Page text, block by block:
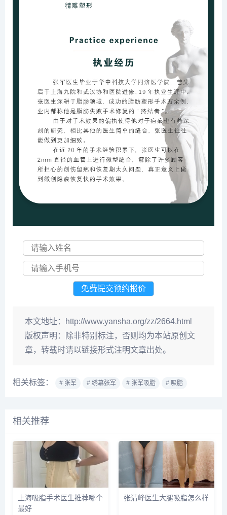
本文地址：
http://www.yansha.org/zz/2664.html
版权声明：
除非特别标注，否则均为本站原创文
章，转载时请以链接形式注明文章出处。
相关标签： # 张军 # 绣慕张军 # 张军吸脂 # 吸脂
相关推荐
上海吸脂手术医生推荐哪个
最好
张清峰医生大腿吸脂怎么样